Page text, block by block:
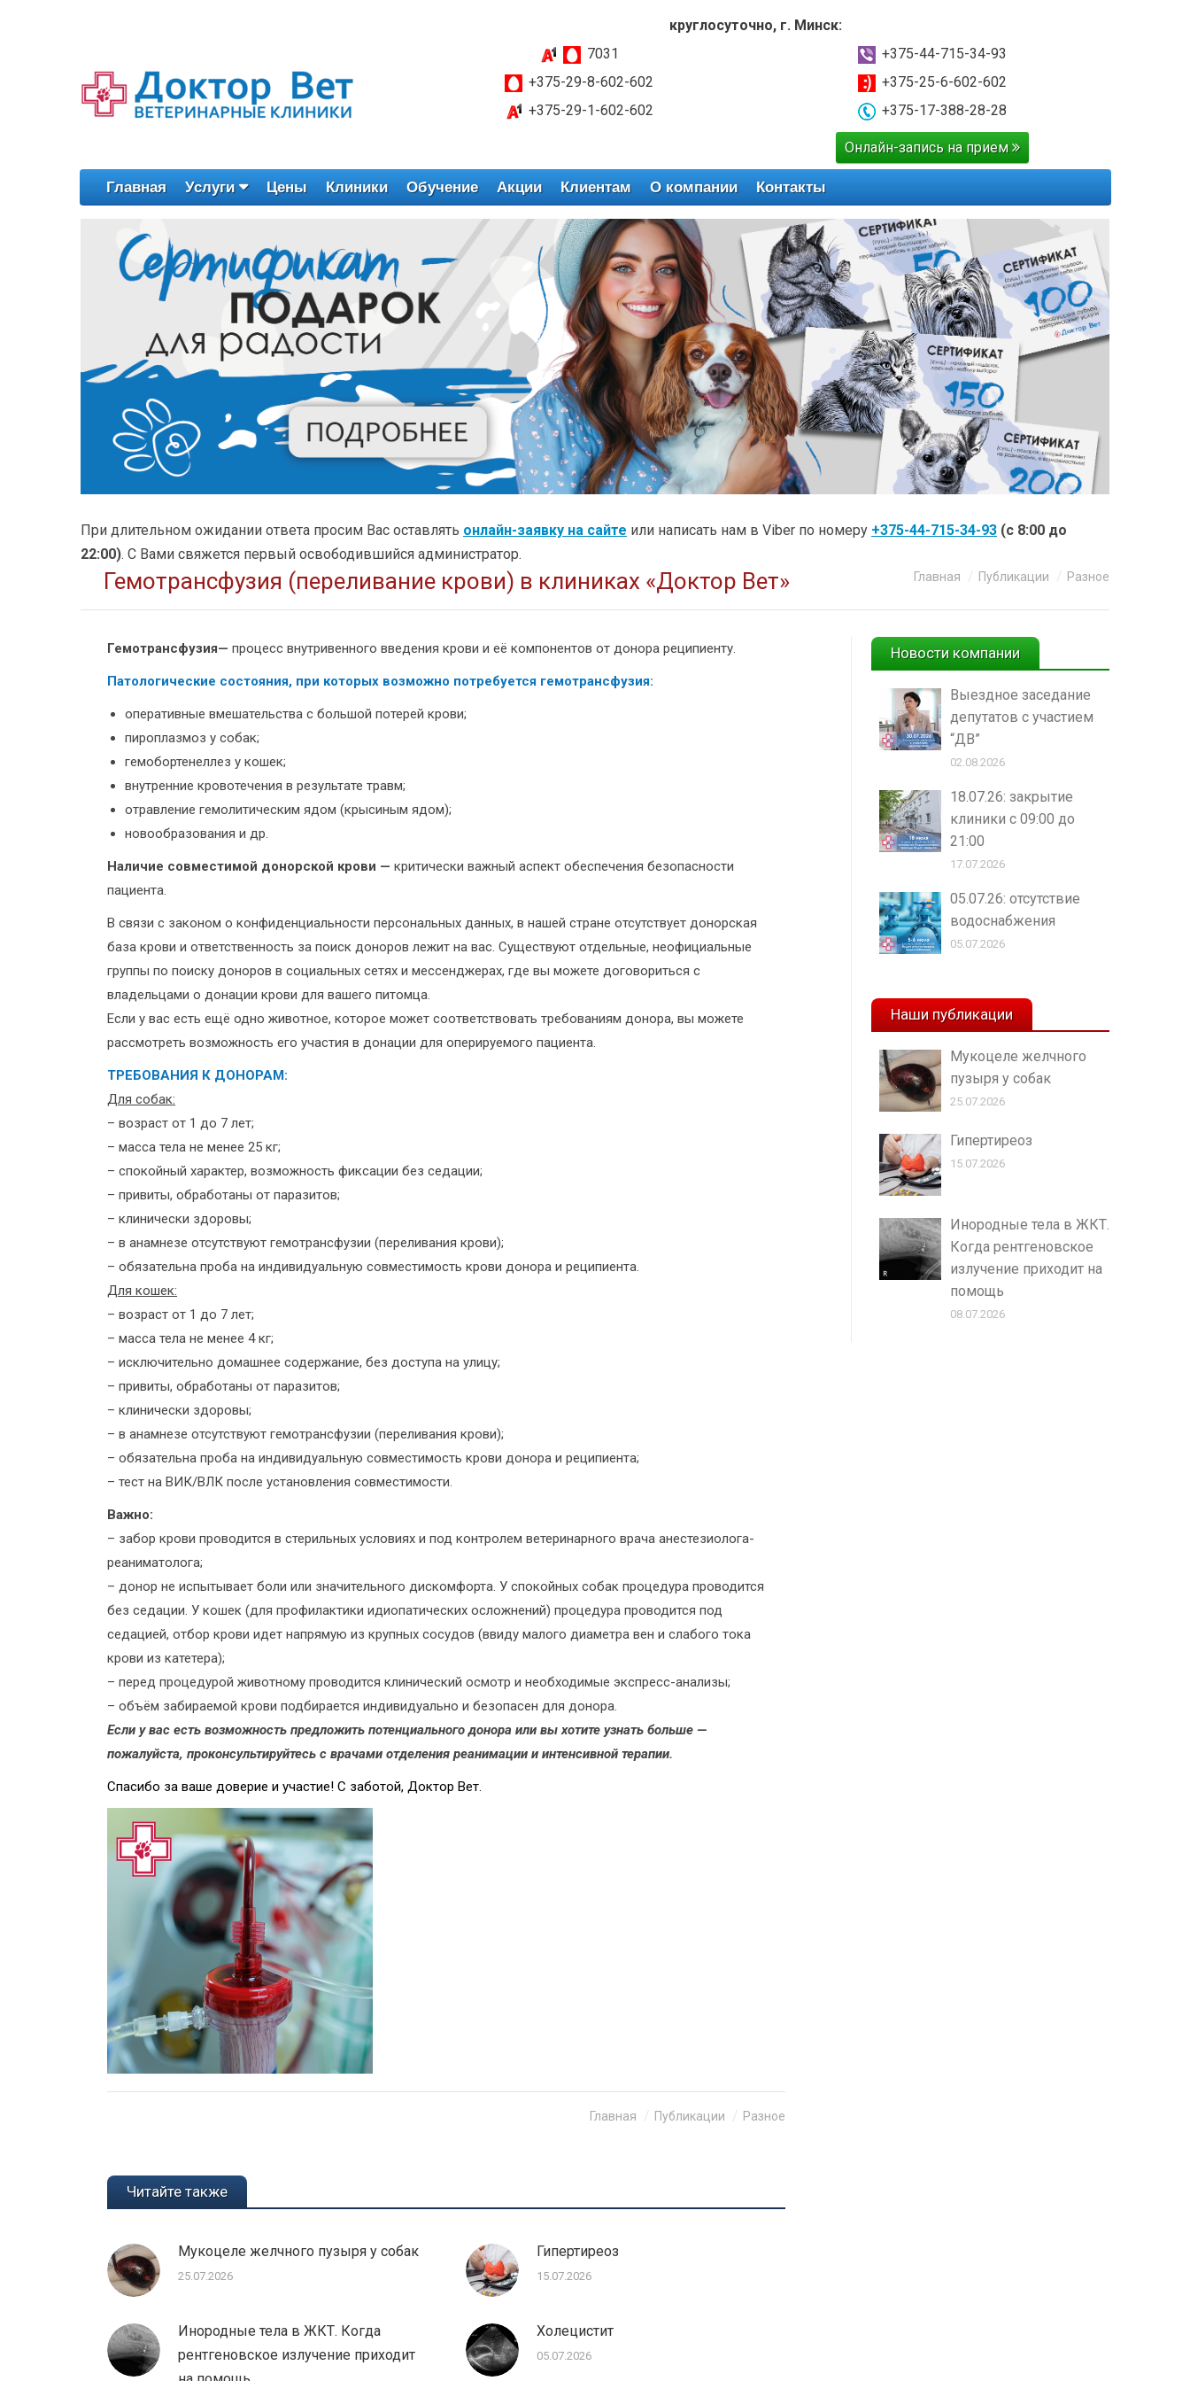
круглосуточно, г. Минск:
7031
+375-29-8-602-602
+375-29-1-602-602
+375-44-715-34-93
+375-25-6-602-602
+375-17-388-28-28
Онлайн-запись на прием
Главная Услуги Цены Клиники Обучение Акции Клиентам О компании Контакты
При длительном ожидании ответа просим Вас оставлять онлайн-заявку на сайте или написать нам в Viber по номеру +375-44-715-34-93 (с 8:00 до
22:00). С Вами свяжется первый освободившийся администратор.
Гемотрансфузия (переливание крови) в клиниках «Доктор Вет» Вы здесь:
Главная Публикации Разное
Гемотрансфузия— процесс внутривенного введения крови и её компонентов от донора реципиенту.
Патологические состояния, при которых возможно потребуется гемотрансфузия:
оперативные вмешательства с большой потерей крови;
пироплазмоз у собак;
гемобортенеллез у кошек;
внутренние кровотечения в результате травм;
отравление гемолитическим ядом (крысиным ядом);
новообразования и др.
Наличие совместимой донорской крови — критически важный аспект обеспечения безопасности
пациента.
В связи с законом о конфиденциальности персональных данных, в нашей стране отсутствует донорская
база крови и ответственность за поиск доноров лежит на вас. Существуют отдельные, неофициальные
группы по поиску доноров в социальных сетях и мессенджерах, где вы можете договориться с
владельцами о донации крови для вашего питомца.
Если у вас есть ещё одно животное, которое может соответствовать требованиям донора, вы можете
рассмотреть возможность его участия в донации для оперируемого пациента.
ТРЕБОВАНИЯ К ДОНОРАМ:
Для собак:
– возраст от 1 до 7 лет;
– масса тела не менее 25 кг;
– спокойный характер, возможность фиксации без седации;
– привиты, обработаны от паразитов;
– клинически здоровы;
– в анамнезе отсутствуют гемотрансфузии (переливания крови);
– обязательна проба на индивидуальную совместимость крови донора и реципиента.
Для кошек:
– возраст от 1 до 7 лет;
– масса тела не менее 4 кг;
– исключительно домашнее содержание, без доступа на улицу;
– привиты, обработаны от паразитов;
– клинически здоровы;
– в анамнезе отсутствуют гемотрансфузии (переливания крови);
– обязательна проба на индивидуальную совместимость крови донора и реципиента;
– тест на ВИК/ВЛК после установления совместимости.
Важно:
– забор крови проводится в стерильных условиях и под контролем ветеринарного врача анестезиолога-
реаниматолога;
– донор не испытывает боли или значительного дискомфорта. У спокойных собак процедура проводится
без седации. У кошек (для профилактики идиопатических осложнений) процедура проводится под
седацией, отбор крови идет напрямую из крупных сосудов (ввиду малого диаметра вен и слабого тока
крови из катетера);
– перед процедурой животному проводится клинический осмотр и необходимые экспресс-анализы;
– объём забираемой крови подбирается индивидуально и безопасен для донора.
Если у вас есть возможность предложить потенциального донора или вы хотите узнать больше —
пожалуйста, проконсультируйтесь с врачами отделения реанимации и интенсивной терапии.
Спасибо за ваше доверие и участие! С заботой, Доктор Вет.
Главная Публикации Разное
Читайте также
Мукоцеле желчного пузыря у собак
25.07.2026
Гипертиреоз
15.07.2026
Инородные тела в ЖКТ. Когда
рентгеновское излучение приходит
Холецистит
05.07.2026
Новости компании
Выездное заседание
депутатов с участием
“ДВ”
02.08.2026
18.07.26: закрытие
клиники с 09:00 до
21:00
17.07.2026
05.07.26: отсутствие
водоснабжения
05.07.2026
Наши публикации
Мукоцеле желчного
пузыря у собак
25.07.2026
Гипертиреоз
15.07.2026
Инородные тела в ЖКТ.
Когда рентгеновское
излучение приходит на
помощь
08.07.2026